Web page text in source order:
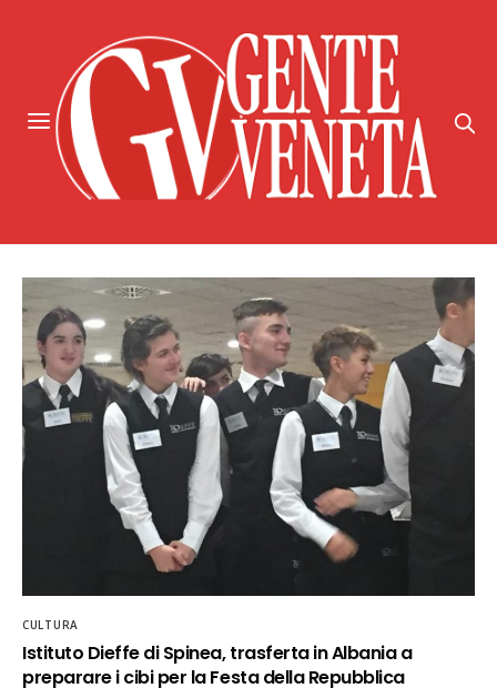
CULTURA
Istituto Dieffe di Spinea, trasferta in Albania a
preparare i cibi per la Festa della Repubblica